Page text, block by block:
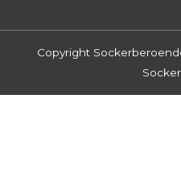
Copyright